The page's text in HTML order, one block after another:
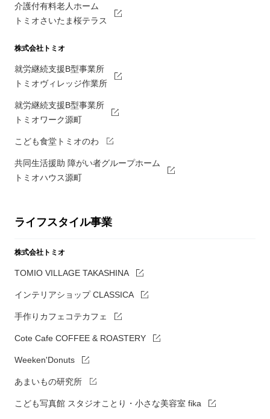
介護付有料老人ホーム
トミオさいたま桜テラス
株式会社トミオ
就労継続支援B型事業所
トミオヴィレッジ作業所
就労継続支援B型事業所
トミオワーク源町
こども食堂トミオのわ
共同生活援助 障がい者グループホーム
トミオハウス源町
ライフスタイル事業
株式会社トミオ
TOMIO VILLAGE TAKASHINA
インテリアショップ CLASSICA
手作りカフェコテカフェ
Cote Cafe COFFEE & ROASTERY
Weeken'Donuts
あまいもの研究所
こども写真館 スタジオことり・小さな美容室 fika